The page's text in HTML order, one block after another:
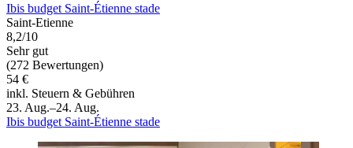
Ibis budget Saint-Étienne stade
Saint-Etienne
8,2/10
Sehr gut
(272 Bewertungen)
54 €
inkl. Steuern & Gebühren
23. Aug.–24. Aug.
Ibis budget Saint-Étienne stade